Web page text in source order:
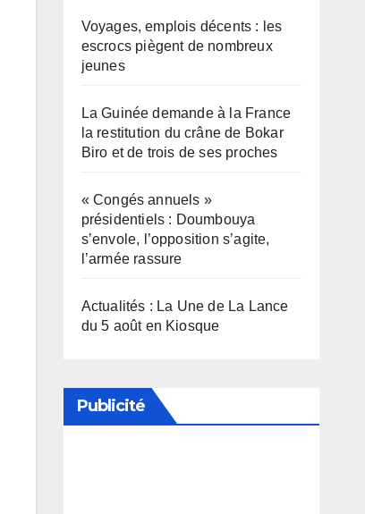
Voyages, emplois décents : les
escrocs piègent de nombreux
jeunes
La Guinée demande à la France
la restitution du crâne de Bokar
Biro et de trois de ses proches
« Congés annuels »
présidentiels : Doumbouya
s’envole, l’opposition s’agite,
l’armée rassure
Actualités : La Une de La Lance
du 5 août en Kiosque
Publicité